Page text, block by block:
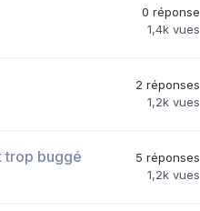
0 réponse
1,4k vues
2 réponses
1,2k vues
trop buggé 5 réponses
1,2k vues